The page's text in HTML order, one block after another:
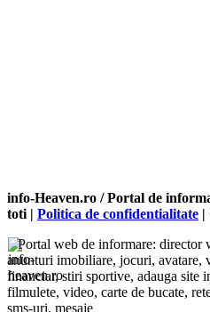
info-Heaven.ro / Portal de
toti | Politica de confidentialitate |
Portal web de informare: director
anunturi imobiliare, jocuri, avatare,
financiar, stiri sportive, adauga site
filmulete, video, carte de bucate,
sms-uri, mesaje